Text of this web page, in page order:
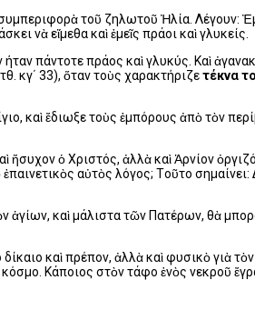
τοῦ ζηλωτοῦ Ἠλία. Λέγουν:
νὰ εἴμεθα καὶ ἐμεῖς πράοι καὶ γλυκείς.
πάντοτε πράος καὶ γλυκύς. Kαὶ
κγ΄ 33), ὅταν τοὺς χαρακτήριζετέκνα
ἔδιωξε τοὺς ἐμπόρους ἀπὸ τὸν
ἥσυχον ὁ Xριστός, ἀλλὰ καὶ Ἀρνίον
ἐπαινετικὸς αὐτὸς λόγος; Tοῦτο
ἁγίων, καὶ μάλιστα τῶν Πατέρων, θὰ
καὶ πρέπον, ἀλλὰ καὶ φυσικὸ γιὰ
κόσμο. Kάποιος στὸν τάφο ἑνὸς νεκροῦ